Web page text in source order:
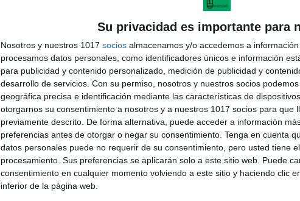
Su privacidad es importante para
Nosotros y nuestros 1017 socios almacenamos y/o accedemos a
procesamos datos personales, como identificadores únicos e información
para publicidad y contenido personalizado, medición de publicidad y
desarrollo de servicios. Con su permiso, nosotros y nuestros socios
geográfica precisa e identificación mediante las características de
otorgarnos su consentimiento a nosotros y a nuestros 1017 socios para que
previamente descrito. De forma alternativa, puede acceder a información
preferencias antes de otorgar o negar su consentimiento. Tenga en cuenta
datos personales puede no requerir de su consentimiento, pero usted tiene
procesamiento. Sus preferencias se aplicarán solo a este sitio web. Puede
consentimiento en cualquier momento volviendo a este sitio y haciendo clic
inferior de la página web.
0
Cuaderno de actividades de la letra B
Publicado el 7 julio, 2026
Este recurso educativo consiste en un cuadernillo de actividades
diseñado específicamente para el aprendizaje y consolidación de la
L. El material está estructurado a través de diversos retos que
[…]
SEGUIR LEYENDO
Cuaderno de actividades de la letra T